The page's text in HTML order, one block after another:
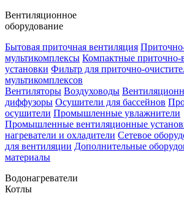
Вентиляционное
оборудование
Бытовая приточная вентиляция
мультикомплексы Компактные
установки Фильтр для приточно-
мультикомплексов
Вентиляторы Воздуховоды
диффузоры Осушители для бассейнов
осушители Промышленные увлажнители
Промышленные вентиляционные
нагреватели и охладители Сетевое
для вентиляции Дополнительные
материалы
Водонагреватели
Котлы